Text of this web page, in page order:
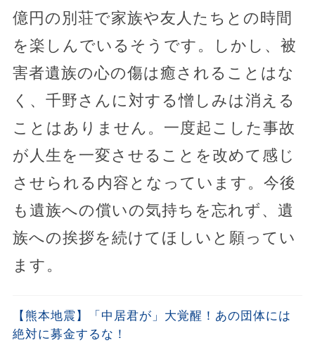
億円の別荘で家族や友人たちとの時間
を楽しんでいるそうです。しかし、被
害者遺族の心の傷は癒されることはな
く、千野さんに対する憎しみは消える
ことはありません。一度起こした事故
が人生を一変させることを改めて感じ
させられる内容となっています。今後
も遺族への償いの気持ちを忘れず、遺
族への挨拶を続けてほしいと願ってい
ます。
【熊本地震】「中居君が」大覚醒！あの団体には
絶対に募金するな！